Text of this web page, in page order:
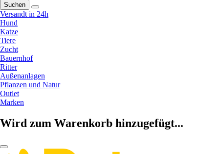
Suchen
Versandt in 24h
Hund
Katze
Tiere
Zucht
Bauernhof
Ritter
Außenanlagen
Pflanzen und Natur
Outlet
Marken
Wird zum Warenkorb hinzugefügt...